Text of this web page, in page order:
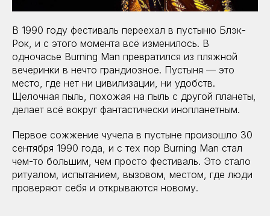
В 1990 году фестиваль переехал в пустыню Блэк-
Рок, и с этого момента всё изменилось. В
одночасье Burning Man превратился из пляжной
вечеринки в нечто грандиозное. Пустыня — это
место, где нет ни цивилизации, ни удобств.
Щелочная пыль, похожая на пыль с другой планеты,
делает всё вокруг фантастически инопланетным.
Первое сожжение чучела в пустыне произошло 30
сентября 1990 года, и с тех пор Burning Man стал
чем-то большим, чем просто фестиваль. Это стало
ритуалом, испытанием, вызовом, местом, где люди
проверяют себя и открываются новому.